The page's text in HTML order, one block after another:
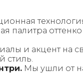
палитра
и акцент на
стиль.
Мы ушли от